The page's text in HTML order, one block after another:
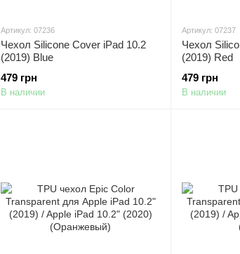
Артикул: 07236
Чехол Silicone Cover iPad 10.2
(2019) Blue
479 грн
В наличии
Артикул: 07237
Чехол
(2019) Red
479 грн
В наличии